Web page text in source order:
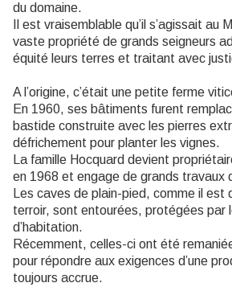
du domaine.
Il est vraisemblable qu’il s’agissait au
vaste propriété de grands seigneurs
équité leurs terres et traitant avec
A l’origine, c’était une petite ferme
En 1960, ses bâtiments furent
bastide construite avec les pierres
défrichement pour planter les vignes.
La famille Hocquard devient
en 1968 et engage de grands travaux
Les caves de plain-pied, comme il
terroir, sont entourées, protégées par
d’habitation.
Récemment, celles-ci ont été
pour répondre aux exigences d’une
toujours accrue.